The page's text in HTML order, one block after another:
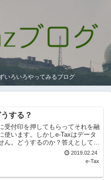
いろいろやってみるブログ
する？
受付印を押してもらってそれを融
使います。しかしe-Taxはデータ
ん。どうするのか？答えとして
くる受信通知と送信し...2019.02.24
e-Tax